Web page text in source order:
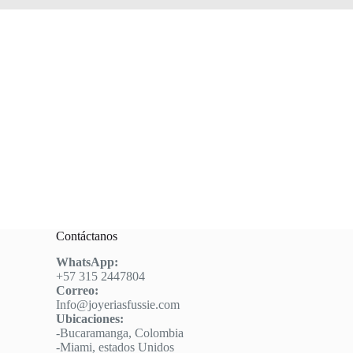
Contáctanos
WhatsApp:
+57 315 2447804
Correo:
Info@joyeriasfussie.com
Ubicaciones:
-Bucaramanga, Colombia
-Miami, estados Unidos